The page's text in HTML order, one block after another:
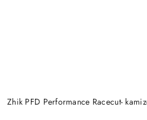
Zhik PFD Performance Racecut-